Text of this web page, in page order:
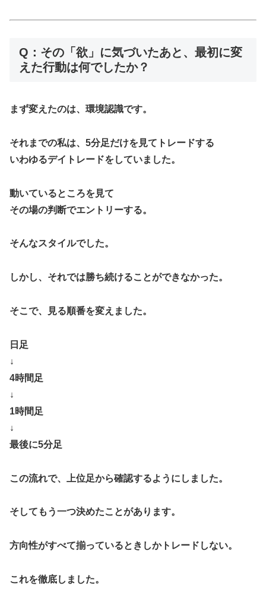
Q：その「欲」に気づいたあと、最初に変
えた行動は何でしたか？
まず変えたのは、 環境認識です。
それまでの私は、5分足だけを見てトレードする
いわゆるデイトレードをしていました。
動いているところを見て
その場の判断でエントリーする。
そんなスタイルでした。
しかし、それでは勝ち続けることができなかった。
そこで、見る順番を変えました。
日足
↓
4時間足
↓
1時間足
↓
最後に5分足
この流れで、上位足から確認するようにしました。
そしてもう一つ決めたことがあります。
方向性がすべて揃っているときしかトレードしない。
これを徹底しました。